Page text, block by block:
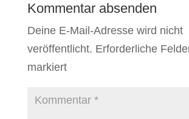
Kommentar absenden
Deine E-Mail-Adresse wird nicht
veröffentlicht. Erforderliche
markiert